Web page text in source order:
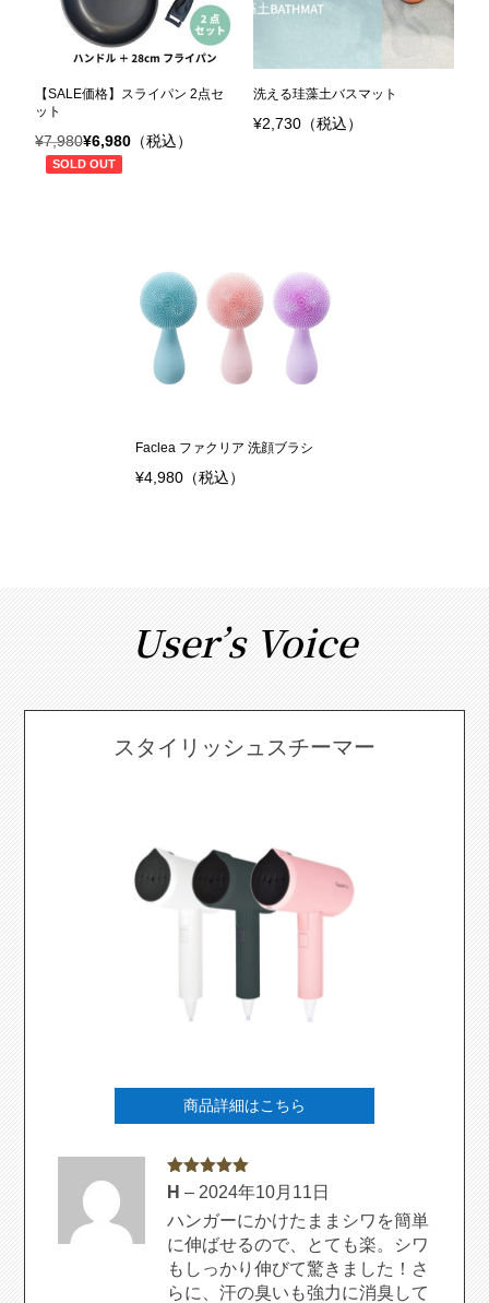
【SALE価格】スライパン 2点セ
ット
¥7,980
元
¥6,980
現
（税込）
SOLD OUT
洗える珪藻土バスマット
¥2,730（税込）
Faclea ファクリア 洗顔ブラシ
¥4,980 （税込）
User’s Voice
スタイリッシュスチーマー
商品詳細はこちら
5段階中5 の
評価
H– 2024年10月11日
ハンガーにかけたままシワを簡単
に伸ばせるので、とても楽。シワ
もしっかり伸びて驚きました！さ
らに、汗の臭いも強力に消臭して